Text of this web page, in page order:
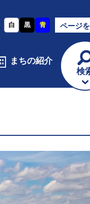
白 黒 青 ページ
まちの紹介
検